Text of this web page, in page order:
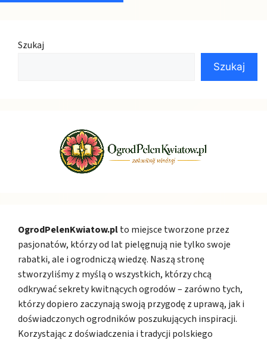
Szukaj
Szukaj
OgrodPelenKwiatow.plto miejsce tworzone przez
pasjonatów, którzy od lat pielęgnują nie tylko swoje
rabatki, ale i ogrodniczą wiedzę. Naszą stronę
stworzyliśmy z myślą o wszystkich, którzy chcą
odkrywać sekrety kwitnących ogrodów – zarówno tych,
którzy dopiero zaczynają swoją przygodę z uprawą, jak i
doświadczonych ogrodników poszukujących inspiracji.
Korzystając z doświadczenia i tradycji polskiego